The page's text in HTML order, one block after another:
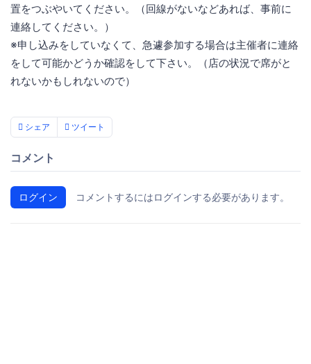
置をつぶやいてください。（回線がないなどあれば、事前に
連絡してください。）
※申し込みをしていなくて、急遽参加する場合は主催者に連絡
をして可能かどうか確認をして下さい。（店の状況で席がと
れないかもしれないので）
シェア ツイート
コメント
ログイン コメントするにはログインする必要があります。